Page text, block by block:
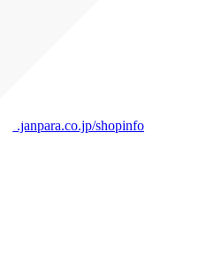
shopinfo